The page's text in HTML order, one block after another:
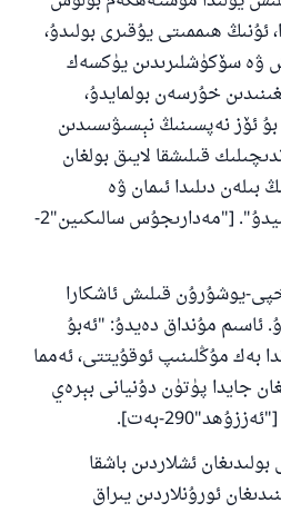
ئۇنىڭ ھىممىتى يۇقىرى بولىدۇ،
ۋە سۆكۈشلىرىدىن يۈكسەك
خۇرسەن بولمايدۇ،
ئۆز نەپسىنىڭ نېسىۋىسىدىن
قىلىشقا لايىق بولغان
دىلىدا ئىمان ۋە
ئىشەنچنىڭ لەززىتىنى تېتىيدۇ". ["مەدارىجۇس سالىكىين"2-
يوشۇرۇن قىلىش ئاشكارا
ئاسىم مۇنداق دەيدۇ: "ئەبۇ
بەك مۇڭلىنىپ ئوقۇيتتى، ئەمما
جايدا پۈتۈن دۇنيانى بېرەي
بەت].
ئشلاردىن باشقا
ئورۇنلاردىن يىراق
سوئالنىڭ جاۋابى
ساقلاپ قالدى
ياردەم قىلىڭ
مۇنداق دېگەن:
قويغان كىشى قىلغۇچىغا
ئېرىشىدۇ
(1893) ھەدىس
ئىئائە